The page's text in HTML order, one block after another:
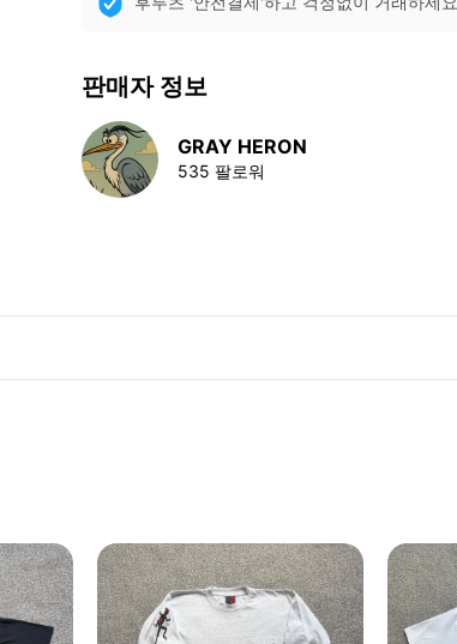
판매자 정보
GRAY HERON
535 팔로워